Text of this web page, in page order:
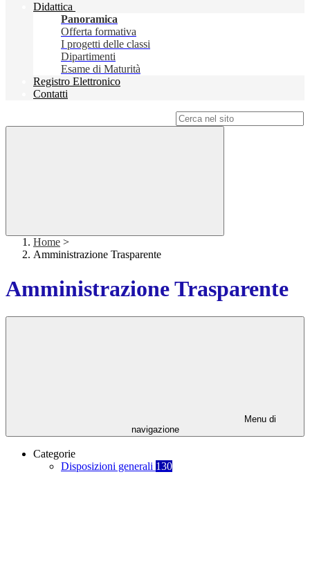
Didattica
Panoramica
Offerta formativa
I progetti delle classi
Dipartimenti
Esame di Maturità
Registro Elettronico
Contatti
Home >
Amministrazione Trasparente
Amministrazione Trasparente
Menu di
navigazione
Categorie
Disposizioni generali 130